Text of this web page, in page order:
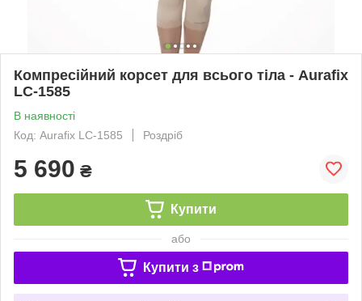
Компресійний корсет для всього тіла - Aurafix
LC-1585
В наявності
Код: Aurafix LC-1585
Роздріб
5 690 ₴
Купити
або
Купити з